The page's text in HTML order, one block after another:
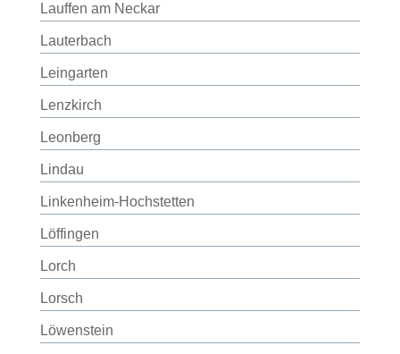
Lauffen am Neckar
Lauterbach
Leingarten
Lenzkirch
Leonberg
Lindau
Linkenheim-Hochstetten
Löffingen
Lorch
Lorsch
Löwenstein